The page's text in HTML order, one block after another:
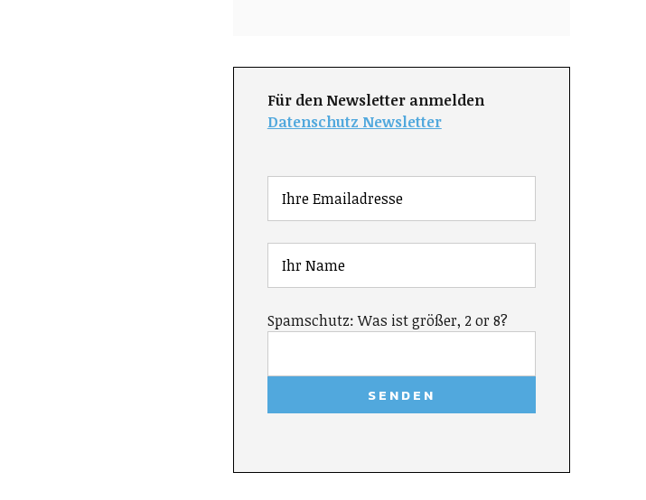
Für den Newsletter anmelden
Datenschutz Newsletter
Spamschutz: Was ist größer, 2 or 8?